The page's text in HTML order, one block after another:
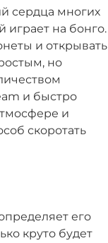
сердца многих
играет на бонго.
и открывать
но
и быстро
и
скоротать
его
круто будет